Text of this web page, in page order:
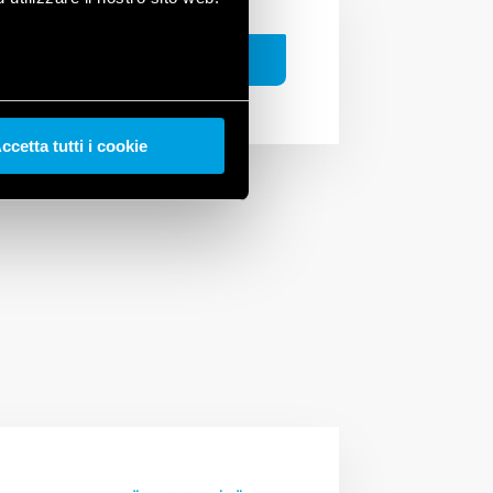
tutti i cookie